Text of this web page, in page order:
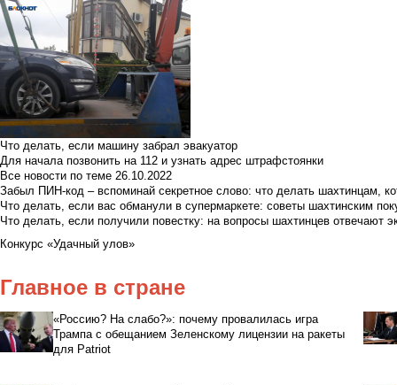
Что делать, если машину забрал эвакуатор
Для начала позвонить на 112 и узнать адрес штрафстоянки
Все новости по теме 26.10.2022
Забыл ПИН-код – вспоминай секретное слово: что делать шахтинцам,
Что делать, если вас обманули в супермаркете: советы шахтинским
Что делать, если получили повестку: на вопросы шахтинцев отвечают
Конкурс «Удачный улов»
Главное в стране
«Россию? На слабо?»: почему провалилась игра
Трампа с обещанием Зеленскому лицензии на ракеты
для Patriot